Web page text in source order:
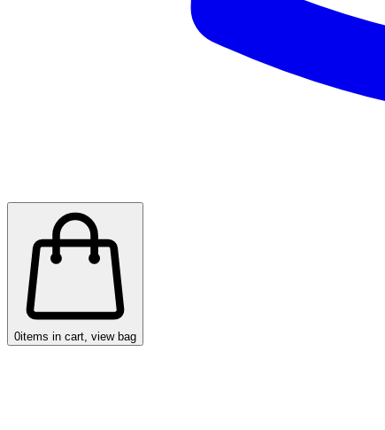
0items in cart, view bag